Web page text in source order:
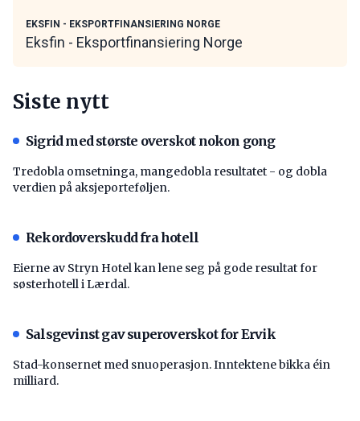
EKSFIN - EKSPORTFINANSIERING NORGE
Eksfin - Eksportfinansiering Norge
Siste nytt
Sigrid med største overskot nokon gong
Tredobla omsetninga, mangedobla resultatet - og dobla
verdien på aksjeporteføljen.
Rekordoverskudd fra hotell
Eierne av Stryn Hotel kan lene seg på gode resultat for
søsterhotell i Lærdal.
Salsgevinst gav superoverskot for Ervik
Stad-konsernet med snuoperasjon. Inntektene bikka éin
milliard.